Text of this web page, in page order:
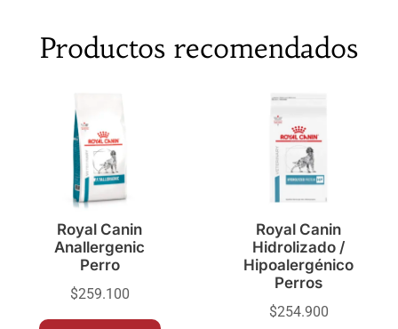
Productos recomendados
Royal Canin
Anallergenic
Perro
$259.100
Royal Canin
Hidrolizado /
Hipoalergénico
Perros
$254.900